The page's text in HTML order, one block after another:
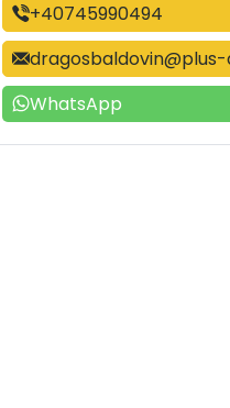
+40745990494
WhatsApp